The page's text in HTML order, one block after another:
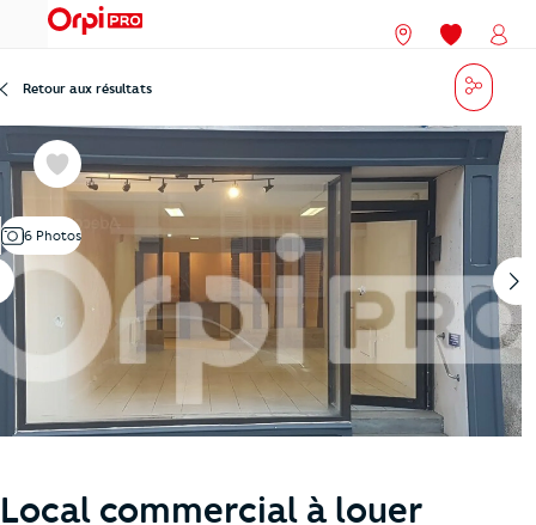
menu Nos agences
Mes
Retour aux résultats
Favoris
6 Photos
Local commercial à louer